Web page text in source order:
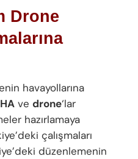
Drone
havayollarına
ve drone‘lar
hazırlamaya
çalışmaları
düzenlemenin